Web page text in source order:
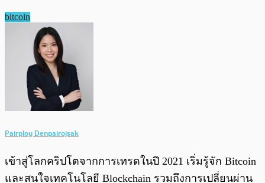
bitcoin
Pairploy Denpairojsak
เข้าสู่โลกคริปโตจากการเทรดในปี 2021 เริ่มรู้จัก Bitcoin
และสนใจเทคโนโลยี Blockchain รวมถึงการเปลี่ยนผ่าน